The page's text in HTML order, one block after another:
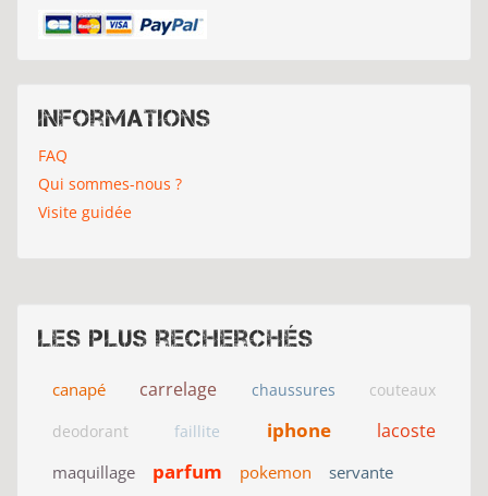
Informations
FAQ
Qui sommes-nous ?
Visite guidée
Les plus recherchés
canapé carrelage chaussures
couteaux
deodorant
faillite iphone lacoste
maquillage parfum pokemon servante